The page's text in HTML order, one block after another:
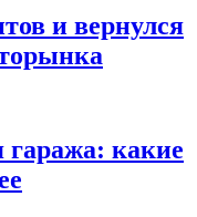
и вернулся
гаража: какие